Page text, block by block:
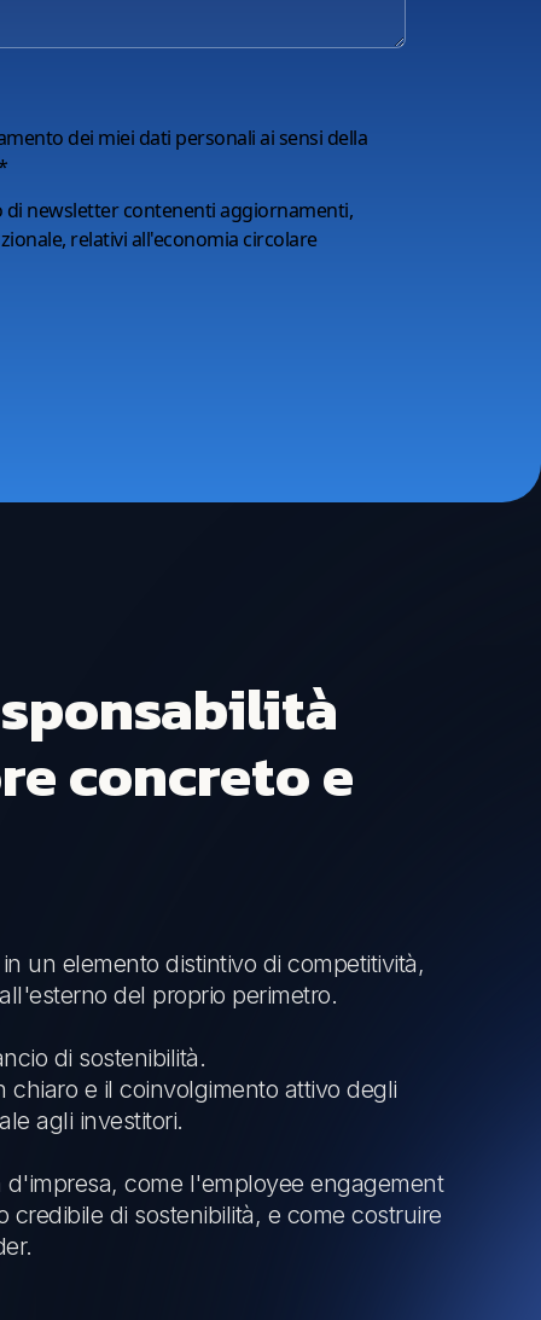
dei miei dati personali ai sensi della
di newsletter contenenti aggiornamenti,
relativi all'economia circolare
concreto e
un elemento distintivo di competitività,
del proprio perimetro.
di sostenibilità.
e il coinvolgimento attivo degli
agli investitori.
come l'employee engagement
di sostenibilità, e come costruire